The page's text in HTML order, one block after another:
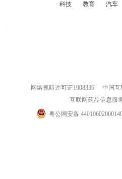
科技
教育 汽车
网络视听许可证1908336
中国互
互联网药品信息服
粤公网安备